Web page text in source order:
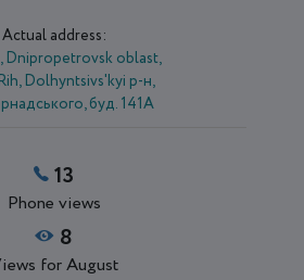
Actual address:
Dnipropetrovsk oblast,
Dolhyntsivs'kyi р-н,
буд. 141А
13
Phone views
8
for August